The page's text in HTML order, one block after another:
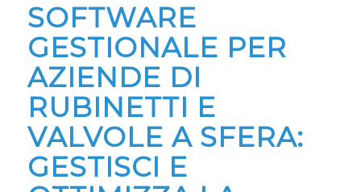
SOFTWARE
GESTIONALE PER
AZIENDE DI
RUBINETTI E
VALVOLE A SFERA:
GESTISCI E